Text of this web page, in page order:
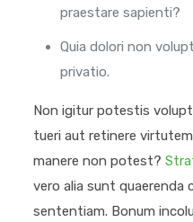
praestare sapienti?
Quia dolori non
privatio.
Non igitur potestis
tueri aut retinere
manere non potest?
vero alia sunt quaerenda
sententiam. Bonum